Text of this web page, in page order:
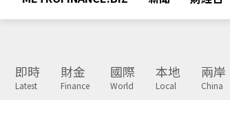
即時
Latest
財金
Finance
國際
World
本地
Local
兩岸
China